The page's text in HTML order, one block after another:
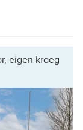
eigen kroeg